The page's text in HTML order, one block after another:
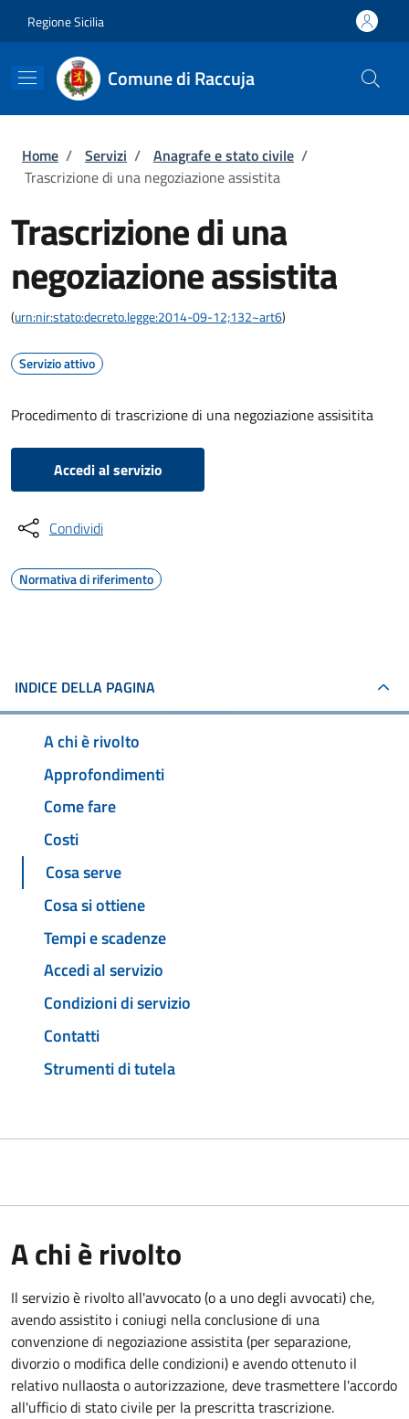
Regione Sicilia
Comune di Raccuja
Briciole di pane
Home / Servizi / Anagrafe e stato civile /
Trascrizione di una negoziazione assistita
Trascrizione di una
negoziazione assistita
(urn:nir:stato:decreto.legge:2014-09-12;132~art6)
Servizio attivo
Procedimento di trascrizione di una negoziazione assisitita
Accedi al servizio
Condividi
Normativa di riferimento
INDICE DELLA PAGINA
A chi è rivolto
Approfondimenti
Come fare
Costi
Cosa serve
Cosa si ottiene
Tempi e scadenze
Accedi al servizio
Condizioni di servizio
Contatti
Strumenti di tutela
A chi è rivolto
Il servizio è rivolto all'avvocato (o a uno degli avvocati) che,
avendo assistito i coniugi nella conclusione di una
convenzione di negoziazione assistita (per separazione,
divorzio o modifica delle condizioni) e avendo ottenuto il
relativo nullaosta o autorizzazione, deve trasmettere l'accordo
all'ufficio di stato civile per la prescritta trascrizione.